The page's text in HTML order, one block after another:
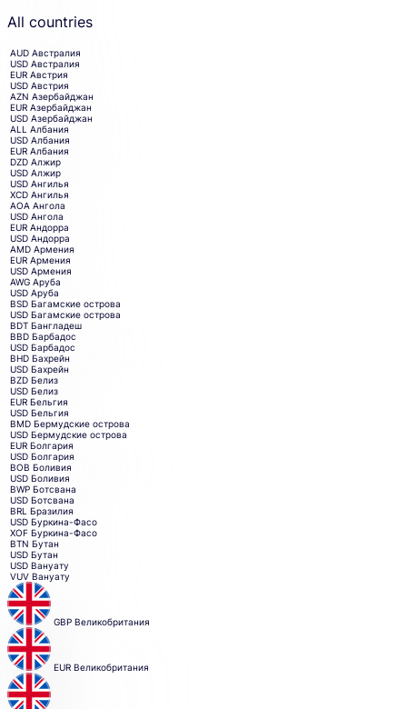
move
amount
entry.
All countries
AUD Австралия
USD Австралия
EUR Австрия
USD Австрия
AZN Азербайджан
EUR Азербайджан
USD Азербайджан
ALL Албания
USD Албания
EUR Албания
DZD Алжир
USD Алжир
USD Ангилья
XCD Ангилья
AOA Ангола
USD Ангола
EUR Андорра
USD Андорра
AMD Армения
EUR Армения
USD Армения
AWG Аруба
USD Аруба
BSD Багамские острова
USD Багамские острова
BDT Бангладеш
BBD Барбадос
USD Барбадос
BHD Бахрейн
USD Бахрейн
BZD Белиз
USD Белиз
EUR Бельгия
USD Бельгия
BMD Бермудские острова
USD Бермудские острова
EUR Болгария
USD Болгария
BOB Боливия
USD Боливия
BWP Ботсвана
USD Ботсвана
BRL Бразилия
USD Буркина-Фасо
XOF Буркина-Фасо
BTN Бутан
USD Бутан
USD Вануату
VUV Вануату
GBP Великобритания
EUR Великобритания